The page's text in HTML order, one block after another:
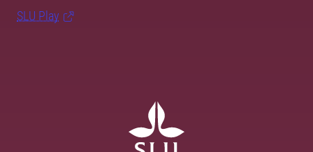
SLU Play